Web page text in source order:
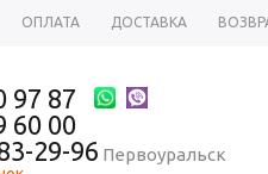
ОПЛАТА ДОСТАВКА
97 87
60 00
29-96 Первоуральск